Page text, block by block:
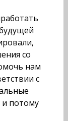
со
нам
с
потому